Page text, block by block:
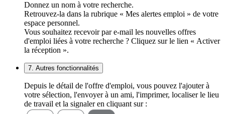
Donnez un nom à votre recherche.
Retrouvez-la dans la rubrique « Mes alertes emploi » de votre
espace personnel.
Vous souhaitez recevoir par e-mail les nouvelles offres
d'emploi liées à votre recherche ? Cliquez sur le lien « Activer
la réception ».
7. Autres fonctionnalités
Depuis le détail de l'offre d'emploi, vous pouvez l'ajouter à
votre sélection, l'envoyer à un ami, l'imprimer, localiser le lieu
de travail et la signaler en cliquant sur :